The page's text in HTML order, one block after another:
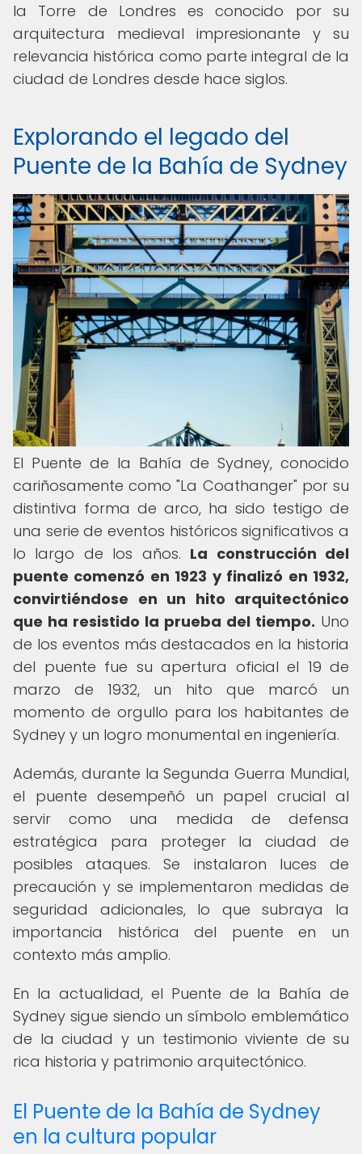
la Torre de Londres es conocido por su
arquitectura medieval impresionante y su
relevancia histórica como parte integral de la
ciudad de Londres desde hace siglos.
Explorando el legado del
Puente de la Bahía de Sydney
El Puente de la Bahía de Sydney, conocido
cariñosamente como "La Coathanger" por su
distintiva forma de arco, ha sido testigo de
una serie de eventos históricos significativos a
lo largo de los años. La construcción del
puente comenzó en 1923 y finalizó en 1932,
convirtiéndose en un hito arquitectónico
que ha resistido la prueba del tiempo. Uno
de los eventos más destacados en la historia
del puente fue su apertura oficial el 19 de
marzo de 1932, un hito que marcó un
momento de orgullo para los habitantes de
Sydney y un logro monumental en ingeniería.
Además, durante la Segunda Guerra Mundial,
el puente desempeñó un papel crucial al
servir como una medida de defensa
estratégica para proteger la ciudad de
posibles ataques. Se instalaron luces de
precaución y se implementaron medidas de
seguridad adicionales, lo que subraya la
importancia histórica del puente en un
contexto más amplio.
En la actualidad, el Puente de la Bahía de
Sydney sigue siendo un símbolo emblemático
de la ciudad y un testimonio viviente de su
rica historia y patrimonio arquitectónico.
El Puente de la Bahía de Sydney
en la cultura popular